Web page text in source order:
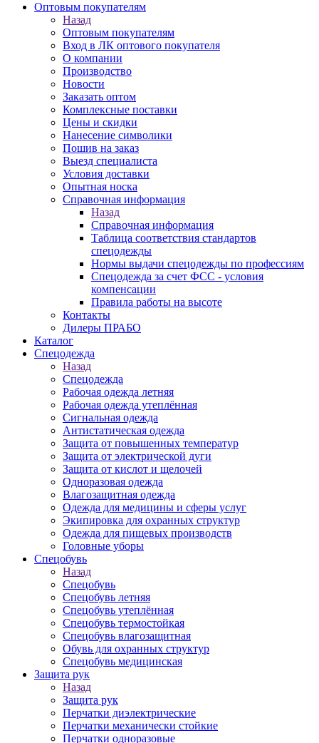
Оптовым покупателям
Назад
Оптовым покупателям
Вход в ЛК оптового покупателя
О компании
Производство
Новости
Заказать оптом
Комплексные поставки
Цены и скидки
Нанесение символики
Пошив на заказ
Выезд специалиста
Условия доставки
Опытная носка
Справочная информация
Назад
Справочная информация
Таблица соответствия стандартов
спецодежды
Нормы выдачи спецодежды по профессиям
Спецодежда за счет ФСС - условия
компенсации
Правила работы на высоте
Контакты
Дилеры ПРАБО
Каталог
Спецодежда
Назад
Спецодежда
Рабочая одежда летняя
Рабочая одежда утеплённая
Сигнальная одежда
Антистатическая одежда
Защита от повышенных температур
Защита от электрической дуги
Защита от кислот и щелочей
Одноразовая одежда
Влагозащитная одежда
Одежда для медицины и сферы услуг
Экипировка для охранных структур
Одежда для пищевых производств
Головные уборы
Спецобувь
Назад
Спецобувь
Спецобувь летняя
Спецобувь утеплённая
Спецобувь термостойкая
Спецобувь влагозащитная
Обувь для охранных структур
Спецобувь медицинская
Защита рук
Назад
Защита рук
Перчатки диэлектрические
Перчатки механически стойкие
Перчатки одноразовые